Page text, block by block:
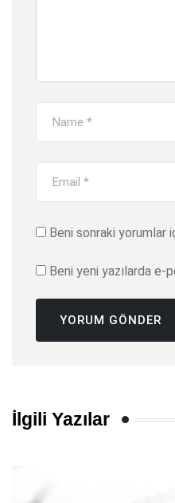
Beni sonraki yorumlar
Beni yeni yazılarda e-
İlgili Yazılar